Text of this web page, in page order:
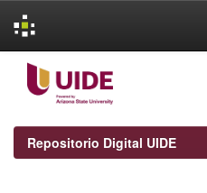
navigation
Repositorio Digital UIDE